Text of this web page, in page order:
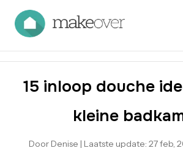
15 inloop douche
kleine
Door Denise | Laatste update: 27 feb,